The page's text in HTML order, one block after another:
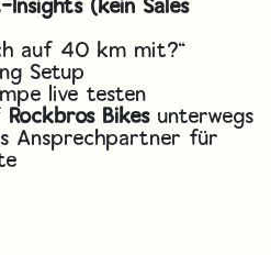
auf 40 km mit?“
Setup
live testen
Rockbros Bikes unterwegs
Ansprechpartner für